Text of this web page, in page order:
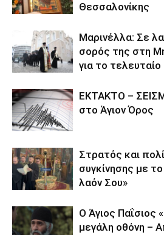
Θεσσαλονίκης
Μαρινέλλα: Σε
σορός της στη
για το τελευταίο
ΕΚΤΑΚΤΟ –
στο Άγιον Όρος
Στρατός και
συγκίνησης με
λαόν Σου»
Ο Άγιος Παΐσιος
μεγάλη οθόνη –